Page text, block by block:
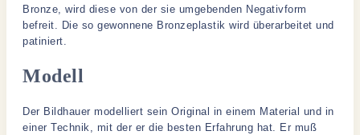
Bronze, wird diese von der sie umgebenden Negativform
befreit. Die so gewonnene Bronzeplastik wird überarbeitet und
patiniert.
Modell
Der Bildhauer modelliert sein Original in einem Material und in
einer Technik, mit der er die besten Erfahrung hat. Er muß